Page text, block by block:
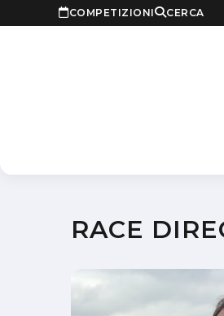
COMPETIZIONI CERCA
RACE